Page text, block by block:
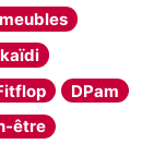
meubles
DPam
être